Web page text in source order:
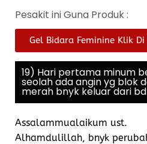
Pesakit ini Guna Produk :
Gel Bidara Feminine Klik Di
19) Hari pertama minum
seolah ada angin yg blok
merah bnyk keluar dari
Assalammualaikum ust.
Alhamdulillah, bnyk